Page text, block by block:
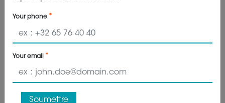
IP00
SVTS E 03-R-A-03/00-XXX-002
3 circuits
Your phone
Your email
Soumettre